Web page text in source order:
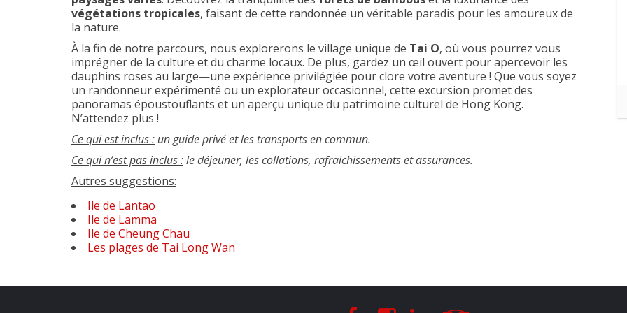
végétations tropicales, faisant de cette randonnée un véritable paradis pour les amoureux de
la nature.
À la fin de notre parcours, nous explorerons le village unique de Tai O, où vous pourrez vous
imprégner de la culture et du charme locaux. De plus, gardez un œil ouvert pour apercevoir les
dauphins roses au large—une expérience privilégiée pour clore votre aventure ! Que vous soyez
un randonneur expérimenté ou un explorateur occasionnel, cette excursion promet des
panoramas époustouflants et un aperçu unique du patrimoine culturel de Hong Kong.
N’attendez plus !
Ce qui est inclus : un guide privé et les transports en commun.
Ce qui n’est pas inclus :le déjeuner, les collations, rafraichissements et assurances.
Autres suggestions:
Ile de Lantao
Ile de Lamma
Ile de Cheung Chau
Les plages de Tai Long Wan